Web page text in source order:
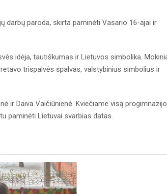
darbų paroda, skirta paminėti Vasario 16-ajai ir
idėja, tautiškumas ir Lietuvos simbolika.
trispalvės spalvas, valstybinius simbolius ir
ir Daiva Vaičiūnienė. Kviečiame visą
paminėti Lietuvai svarbias datas.